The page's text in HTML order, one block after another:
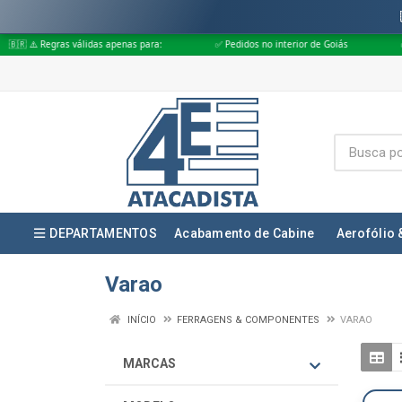
apenas para: ✅ Pedidos no interior de Goiás ✅ Pedidos
DEPARTAMENTOS Acabamento de Cabine Aerofólio
Varao
INÍCIO FERRAGENS & COMPONENTES VARAO
MARCAS